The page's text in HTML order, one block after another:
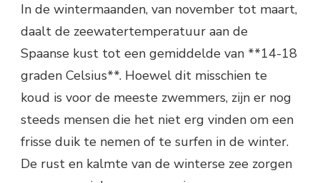
In de wintermaanden, van november tot maart,
daalt de zeewatertemperatuur aan de
Spaanse kust tot een gemiddelde van **14-18
graden Celsius**. Hoewel dit misschien te
koud is voor de meeste zwemmers, zijn er nog
steeds mensen die het niet erg vinden om een
frisse duik te nemen of te surfen in de winter.
De rust en kalmte van de winterse zee zorgen